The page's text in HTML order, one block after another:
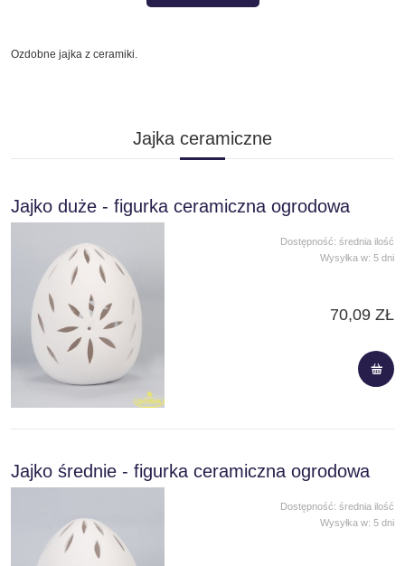
Ozdobne jajka z ceramiki.
Jajka ceramiczne
Jajko duże - figurka ceramiczna ogrodowa
Dostępność: średnia ilość
Wysyłka w: 5 dni
70,09 ZŁ
Jajko średnie - figurka ceramiczna ogrodowa
Dostępność: średnia ilość
Wysyłka w: 5 dni